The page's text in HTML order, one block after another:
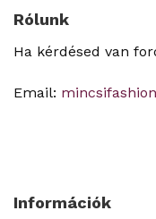
Rólunk
Ha kérdésed van
Email:
Információk